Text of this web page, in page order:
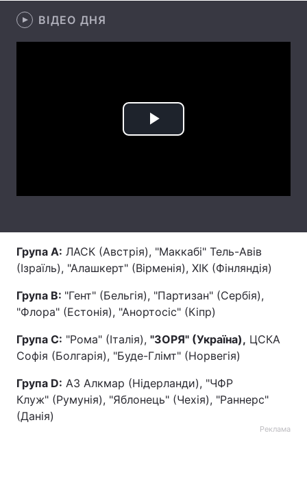
Здоров'я
Контакти
ВІДЕО ДНЯ
Play
Група A: ЛАСК (Австрія), "Маккабі" Тель-Авів
(Ізраїль), "Алашкерт" (Вірменія), ХІК (Фінляндія)
Група B: "Гент" (Бельгія), "Партизан" (Сербія),
"Флора" (Естонія), "Анортосіс" (Кіпр)
Група C: "Рома" (Італія), "ЗОРЯ" (Україна), ЦСКА
Софія (Болгарія), "Буде-Глімт" (Норвегія)
Група D: АЗ Алкмар (Нідерланди), "ЧФР
Клуж" (Румунія), "Яблонець" (Чехія), "Раннерс"
(Данія)
Реклама